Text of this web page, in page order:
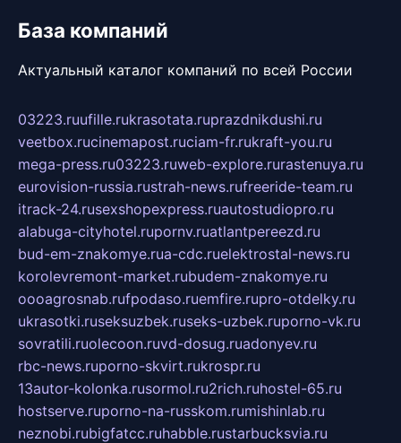
База компаний
Актуальный каталог компаний по всей России
03223.ruufille.rukrasotata.ruprazdnikdushi.ru
veetbox.rucinemapost.ruciam-fr.rukraft-you.ru
mega-press.ru03223.ruweb-explore.rurastenuya.ru
eurovision-russia.rustrah-news.rufreeride-team.ru
itrack-24.rusexshopexpress.ruautostudiopro.ru
alabuga-cityhotel.rupornv.ruatlantpereezd.ru
bud-em-znakomye.rua-cdc.ruelektrostal-news.ru
korolevremont-market.rubudem-znakomye.ru
oooagrosnab.rufpodaso.ruemfire.rupro-otdelky.ru
ukrasotki.ruseksuzbek.ruseks-uzbek.ruporno-vk.ru
sovratili.ruolecoon.ruvd-dosug.ruadonyev.ru
rbc-news.ruporno-skvirt.rukrospr.ru
13autor-kolonka.rusormol.ru2rich.ruhostel-65.ru
hostserve.ruporno-na-russkom.rumishinlab.ru
neznobi.rubigfatcc.ruhabble.rustarbucksvia.ru